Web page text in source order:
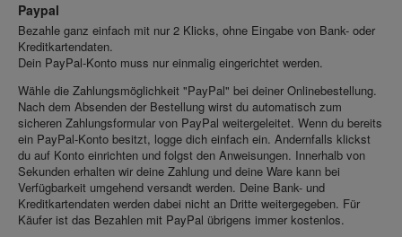
Paypal
Bezahle ganz einfach mit nur 2 Klicks, ohne Eingabe von Bank- oder
Kreditkartendaten.
Dein PayPal-Konto muss nur einmalig eingerichtet werden.
Wähle die Zahlungsmöglichkeit "PayPal" bei deiner Onlinebestellung.
Nach dem Absenden der Bestellung wirst du automatisch zum
sicheren Zahlungsformular von PayPal weitergeleitet. Wenn du bereits
ein PayPal-Konto besitzt, logge dich einfach ein. Andernfalls klickst
du auf Konto einrichten und folgst den Anweisungen. Innerhalb von
Sekunden erhalten wir deine Zahlung und deine Ware kann bei
Verfügbarkeit umgehend versandt werden. Deine Bank- und
Kreditkartendaten werden dabei nicht an Dritte weitergegeben. Für
Käufer ist das Bezahlen mit PayPal übrigens immer kostenlos.